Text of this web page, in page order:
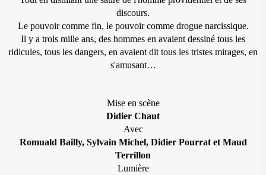
discours.
Le pouvoir comme fin, le pouvoir comme drogue narcissique.
Il y a trois mille ans, des hommes en avaient dessiné tous les
ridicules, tous les dangers, en avaient dit tous les tristes mirages, en
s'amusant…
Mise en scène
Didier Chaut
Avec
Romuald Bailly, Sylvain Michel, Didier Pourrat et Maud
Terrillon
Lumière